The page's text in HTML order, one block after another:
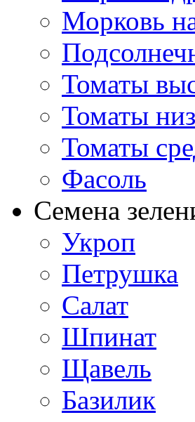
Морковь
Томаты
Томаты
Томаты
Фасоль
Семена
Укроп
Петрушка
Салат
Шпинат
Щавель
Базилик